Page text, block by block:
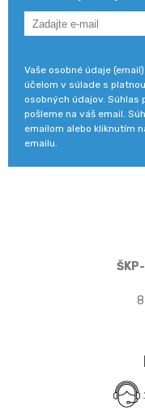
Vaše osobné údaje
účelom v súlade s
osobných údajov.
pošleme na váš email.
emailom alebo kliknutím
emailu.